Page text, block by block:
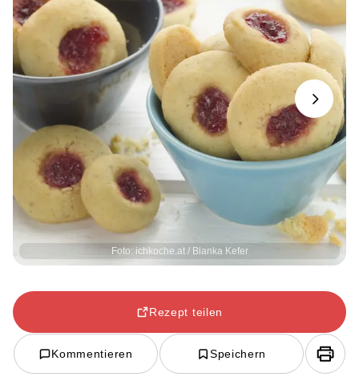
Foto: ichkoche.at / Blanka Kefer
Next
Rezept teilen
Kommentieren Speichern